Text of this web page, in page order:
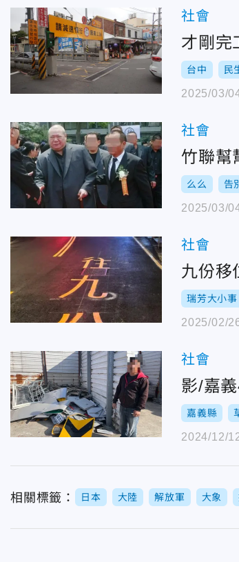
社會
才剛完
台中 民
2025/03/
社會
竹聯幫
么么 告
2025/03/
社會
九份
瑞芳大小事
2025/02/
社會
影/嘉
嘉義縣
2024/12/
相關標籤： 日本 大陸 解放軍 大象